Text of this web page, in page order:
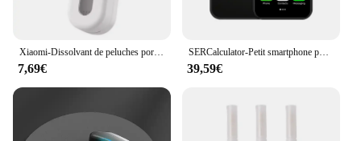
Xiaomi-Dissolvant de peluches portable, rasoir en tissu aste, machine à enlever les peluches pour vêtements, pull, nouveau, original
7,69€
SERCalculator-Petit smartphone portable, écran 2024 ", touriste, Epi3 G, WCDMA, Android 3.0, 2 Go + 16 Go, GPS, WiFi, mini téléphone portable, prix bas, 8.1
39,59€